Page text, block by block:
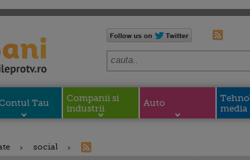
Tau
Companii si
industrii
Auto
media
social